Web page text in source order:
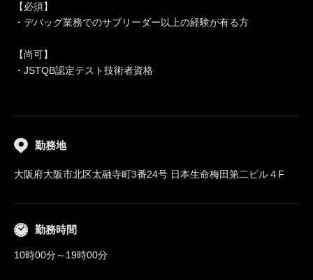
【必須】
・デバッグ業務でのサブリーダー以上の経験が有る方
【尚可】
・JSTQB認定テスト技術者資格
勤務地
大阪府大阪市北区太融寺町3番24号 日本生命梅田第二ビル４F
勤務時間
10時00分～19時00分